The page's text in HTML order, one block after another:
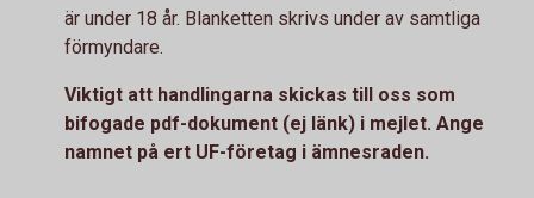
är under 18 år. Blanketten skrivs under av samtliga
förmyndare.
Viktigt att handlingarna skickas till oss som
bifogade pdf-dokument (ej länk) i mejlet. Ange
namnet på ert UF-företag i ämnesraden.